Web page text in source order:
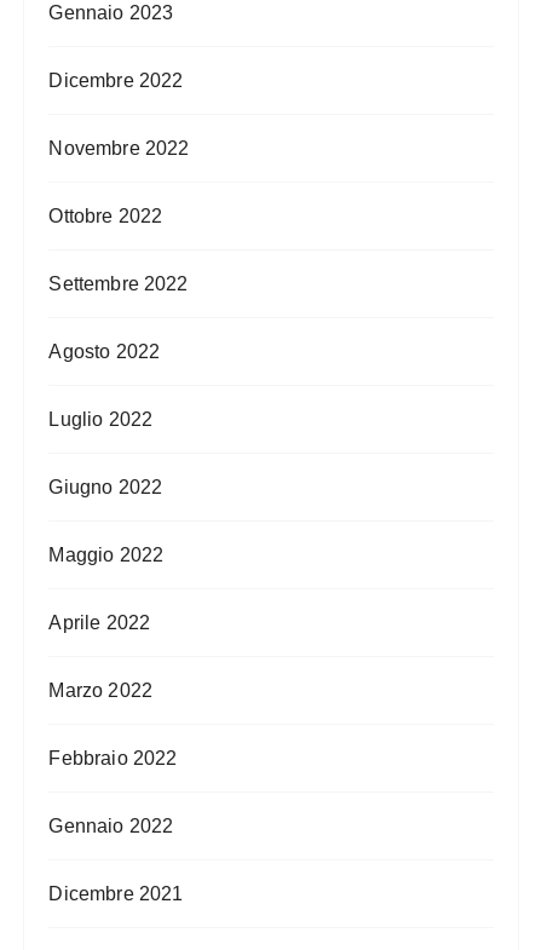
Gennaio 2023
Dicembre 2022
Novembre 2022
Ottobre 2022
Settembre 2022
Agosto 2022
Luglio 2022
Giugno 2022
Maggio 2022
Aprile 2022
Marzo 2022
Febbraio 2022
Gennaio 2022
Dicembre 2021